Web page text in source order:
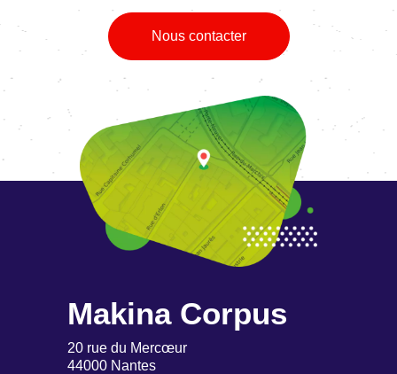
Nous contacter
Makina Corpus
20 rue du Mercœur
44000 Nantes